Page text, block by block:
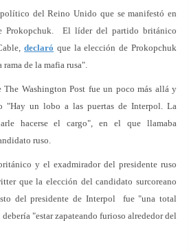
del Reino Unido que se manifestó en
Prokopchuk. El líder del partido británico
declaró que la elección de Prokopchuk
de la mafia rusa".
The Washington Post fue un poco más allá y
"Hay un lobo a las puertas de Interpol. La
hacerse el cargo", en el que llamaba
ruso.
y el exadmirador del presidente ruso
que la elección del candidato surcoreano
del presidente de Interpol fue "una total
"estar zapateando furioso alrededor del